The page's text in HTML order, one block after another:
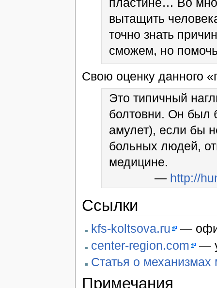
вытащить
точно знать
сможем, но
Свою оценку данного
Это типичный
болтовни. Он был
амулет), если бы
больных людей,
медицине.
— http://
Ссылки
kfs-koltsova.ru —
center-region.com —
Статья о
Примечания